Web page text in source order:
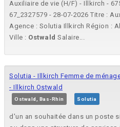
Auxiliaire de vie (H/F) - Illkirch -
67_2327579 - 28-07-2026 Titre :
Agence : Solutia Illkirch Région :
Ville : Ostwald Salaire...
Solutia - Illkirch Femme de
- Illkirch Ostwald
Ostwald, Bas-Rhin Solutia
d'un an souhaitée dans un poste